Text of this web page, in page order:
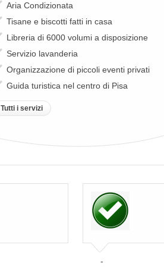
Aria Condizionata
Tisane e biscotti fatti in casa
Libreria di 6000 volumi a disposizione
Servizio lavanderia
Organizzazione di piccoli eventi privati
Guida turistica nel centro di Pisa
Tutti i servizi
-